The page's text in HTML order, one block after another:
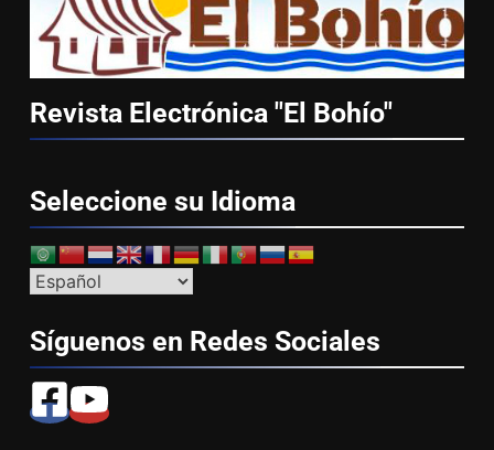
Revista Electrónica "El Bohío"
Seleccione su Idioma
Síguenos en Redes Sociales